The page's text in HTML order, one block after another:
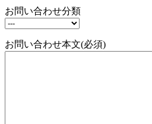
お問い合わせ分類
お問い合わせ本文(必須)